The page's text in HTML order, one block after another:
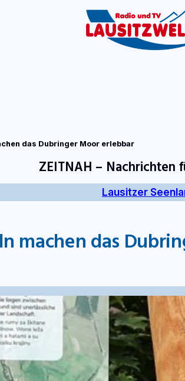
das Dubringer Moor erlebbar
ZEITNAH – Nachrichten
Lausitzer
machen das